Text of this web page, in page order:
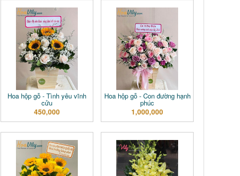
Hoa hộp gỗ - Tình yêu vĩnh
cửu
450,000
Hoa hộp gỗ - Con đường hạnh
phúc
1,000,000